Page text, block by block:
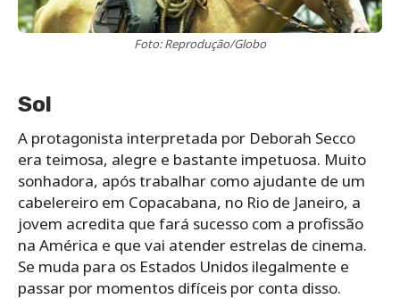
Foto: Reprodução/Globo
Sol
A protagonista interpretada por Deborah Secco
era teimosa, alegre e bastante impetuosa. Muito
sonhadora, após trabalhar como ajudante de um
cabelereiro em Copacabana, no Rio de Janeiro, a
jovem acredita que fará sucesso com a profissão
na América e que vai atender estrelas de cinema.
Se muda para os Estados Unidos ilegalmente e
passar por momentos difíceis por conta disso.